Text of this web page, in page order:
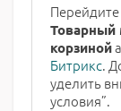
Товарный
корзиной
Битрикс.
уделить
условия”.